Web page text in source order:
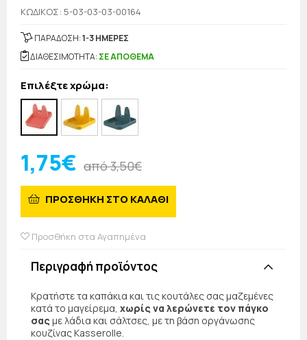
KΩΔΙΚΟΣ: 5-03-03-03-00164
ΠΑΡΑΔΟΣΗ:1-3 ΗΜΕΡΕΣ
ΔΙΑΘΕΣΙΜΟΤΗΤΑ: ΣΕ ΑΠΟΘΕΜΑ
Επιλέξτε χρώμα:
1,75€ από 3,50€
ΠΡΟΣΘΗΚΗ ΣΤΟ ΚΑΛΑΘΙ
Προσθήκη στα Αγαπημένα
Περιγραφή προϊόντος
Κρατήστε τα καπάκια και τις κουτάλες σας μαζεμένες
κατά το μαγείρεμα, χωρίς να λερώνετε τον πάγκο
σας με λάδια και σάλτσες, με τη βάση οργάνωσης
κουζίνας Kasserolle.